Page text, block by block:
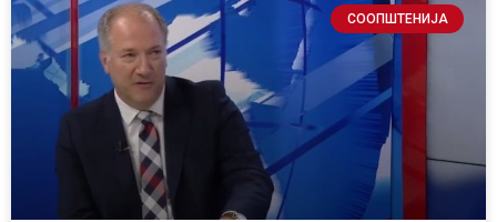
СООПШТЕНИЈА